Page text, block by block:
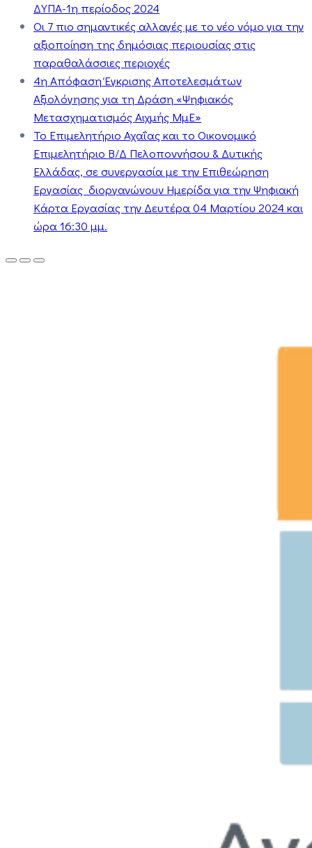
ΔΥΠΑ-1η περίοδος 2024
Οι 7 πιο σημαντικές αλλαγές με το νέο νόμο για την
αξιοποίηση της δημόσιας περιουσίας στις
παραθαλάσσιες περιοχές
4η Απόφαση Έγκρισης Αποτελεσμάτων
Αξιολόγησης για τη Δράση «Ψηφιακός
Μετασχηματισμός Αιχμής ΜμΕ»
Το Επιμελητήριο Αχαΐας και το Οικονομικό
Επιμελητήριο Β/Δ Πελοποννήσου & Δυτικής
Ελλάδας, σε συνεργασία με την Επιθεώρηση
Εργασίας διοργανώνουν Ημερίδα για την Ψηφιακή
Κάρτα Εργασίας την Δευτέρα 04 Μαρτίου 2024 και
ώρα 16:30 μμ.